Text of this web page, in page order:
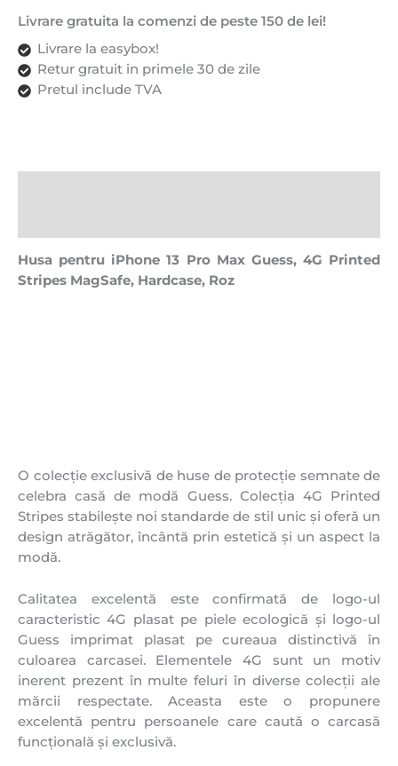
Livrare gratuita la comenzi de peste 150 de lei!
Livrare la easybox!
Retur gratuit in primele 30 de zile
Pretul include TVA
Husa pentru iPhone 13 Pro Max Guess, 4G Printed
Stripes MagSafe, Hardcase, Roz
O colecție exclusivă de huse de protecție semnate de
celebra casă de modă Guess. Colecția 4G Printed
Stripes stabilește noi standarde de stil unic și oferă un
design atrăgător, încântă prin estetică și un aspect la
modă.
Calitatea excelentă este confirmată de logo-ul
caracteristic 4G plasat pe piele ecologică și logo-ul
Guess imprimat plasat pe cureaua distinctivă în
culoarea carcasei. Elementele 4G sunt un motiv
inerent prezent în multe feluri în diverse colecții ale
mărcii respectate. Aceasta este o propunere
excelentă pentru persoanele care caută o carcasă
funcțională și exclusivă.